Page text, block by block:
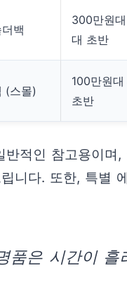
백
300만원
대 초반
(스몰)
100만원
초반
반적인 참고용이
니다. 또한, 특별
품은 시간이